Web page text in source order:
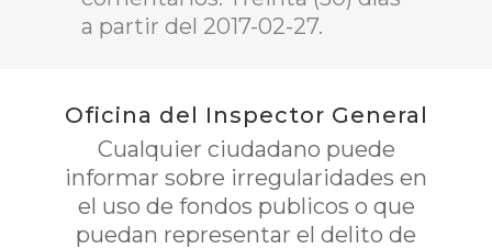
a partir del 2017-02-27.
Oficina del Inspector General
Cualquier ciudadano puede
informar sobre irregularidades en
el uso de fondos publicos o que
puedan representar el delito de